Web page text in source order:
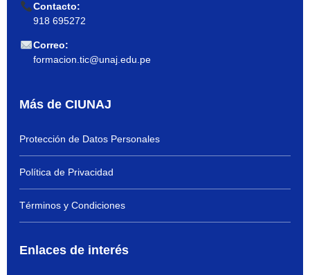
Contacto:
918 695272
Correo:
formacion.tic@unaj.edu.pe
Más de CIUNAJ
Protección de Datos Personales
Política de Privacidad
Términos y Condiciones
Enlaces de interés